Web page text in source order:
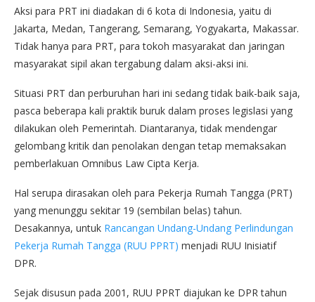
Aksi para PRT ini diadakan di 6 kota di Indonesia, yaitu di
Jakarta, Medan, Tangerang, Semarang, Yogyakarta, Makassar.
Tidak hanya para PRT, para tokoh masyarakat dan jaringan
masyarakat sipil akan tergabung dalam aksi-aksi ini.
Situasi PRT dan perburuhan hari ini sedang tidak baik-baik saja,
pasca beberapa kali praktik buruk dalam proses legislasi yang
dilakukan oleh Pemerintah. Diantaranya, tidak mendengar
gelombang kritik dan penolakan dengan tetap memaksakan
pemberlakuan Omnibus Law Cipta Kerja.
Hal serupa dirasakan oleh para Pekerja Rumah Tangga (PRT)
yang menunggu sekitar 19 (sembilan belas) tahun.
Desakannya, untuk Rancangan Undang-Undang Perlindungan
Pekerja Rumah Tangga (RUU PPRT) menjadi RUU Inisiatif
DPR.
Sejak disusun pada 2001, RUU PPRT diajukan ke DPR tahun